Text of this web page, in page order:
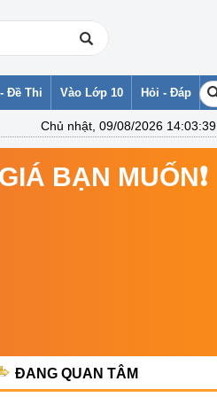
Đề Thi Vào Lớp 10 Hỏi - Đáp
Chủ nhật, 09/08/2026 14:03:39
BẠN MUỐN❗
ĐANG QUAN TÂM